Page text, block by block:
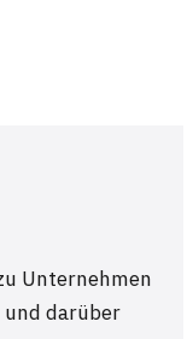
Unternehmen
darüber